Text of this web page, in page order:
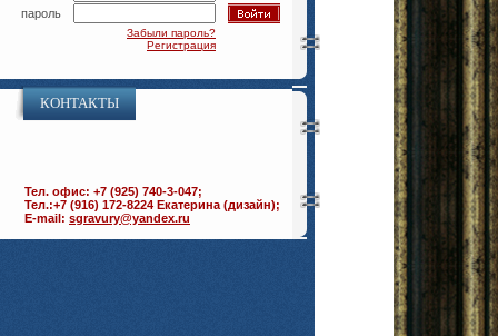
пароль
Забыли пароль?
Регистрация
КОНТАКТЫ
Тел. офис: +7 (925) 740-3-047;
Тел.:+7 (916) 172-8224 Екатерина (дизайн);
E-mail: sgravury@yandex.ru